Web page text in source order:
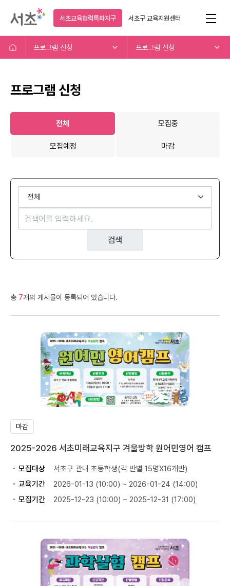
서초교육협력특화지구 서초구교육지원센터
프로그램 신청 프로그램 신청
프로그램 신청
전체 모집중
모집예정 마감
검색
총 7개의 게시물이 등록되어 있습니다.
마감
2025-2026 서초미래교육지구 겨울방학 원어민영어 캠프
모집대상
서초구 관내 초등학생(각 반별 15명X16개반)
교육기간
2026-01-13 (10:00) ~ 2026-01-24 (14:00)
모집기간
2025-12-23 (10:00) ~ 2025-12-31 (17:00)